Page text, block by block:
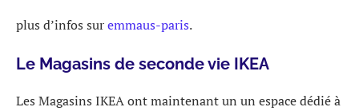
plus d’infos suremmaus-paris.
Le Magasins de seconde vie IKEA
Les Magasins IKEA ont maintenant un un espace dédié à